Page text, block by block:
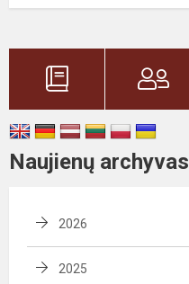
Naujienų archyvas
2026
2025